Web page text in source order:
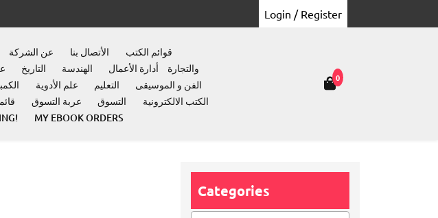
Login / Register
قوائم الكتب الأتصال بنا عن الشركة
والتجارة
أدارة الأعمال الهندسة التاريخ
الفن و الموسيقى
التعليم علم الأدوية
الكتب الالكترونية
التسوق عربة التسوق
MY EBOOK ORDERS
0
Categories